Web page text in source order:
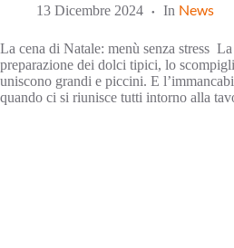
13 Dicembre 2024 In News
La cena di Natale: menù senza stress
preparazione dei dolci tipici, lo
uniscono grandi e piccini. E
quando ci si riunisce tutti intorno alla